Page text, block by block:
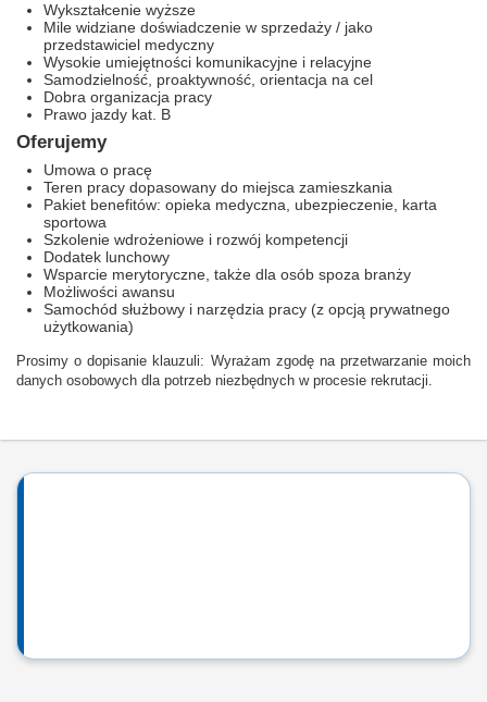
Wykształcenie wyższe
Mile widziane doświadczenie w sprzedaży / jako
przedstawiciel medyczny
Wysokie umiejętności komunikacyjne i relacyjne
Samodzielność, proaktywność, orientacja na cel
Dobra organizacja pracy
Prawo jazdy kat. B
Oferujemy
Umowa o pracę
Teren pracy dopasowany do miejsca zamieszkania
Pakiet benefitów: opieka medyczna, ubezpieczenie, karta
sportowa
Szkolenie wdrożeniowe i rozwój kompetencji
Dodatek lunchowy
Wsparcie merytoryczne, także dla osób spoza branży
Możliwości awansu
Samochód służbowy i narzędzia pracy (z opcją prywatnego
użytkowania)
Prosimy o dopisanie klauzuli: Wyrażam zgodę na przetwarzanie moich
danych osobowych dla potrzeb niezbędnych w procesie rekrutacji.